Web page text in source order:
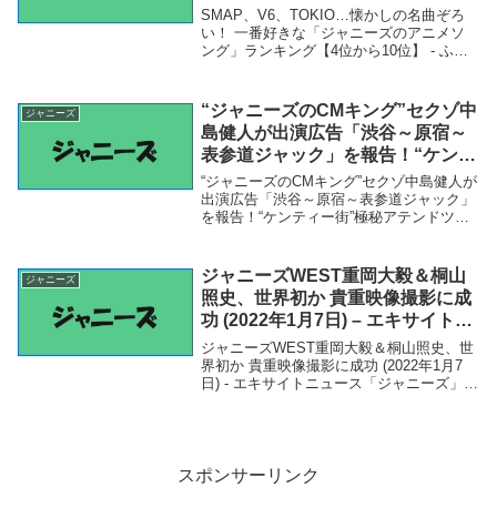
位から10位】 – ふたまん ＋
SMAP、V6、TOKIO…懐かしの名曲ぞろ
い！ 一番好きな「ジャニーズのアニメソ
ング」ランキング【4位から10位】 - ふた
好きな「ジャニーズのアニメソン...
ジャニーズ
“ジャニーズのCMキング”セクゾ中
島健人が出演広告「渋谷～原宿～
表参道ジャック」を報告！“ケンテ
ィー街”極秘アテンドツアーと「ニ
ューヨークの夢」も激白!! – 日刊
大衆
“ジャニーズのCMキング”セクゾ中島健人が
出演広告「渋谷～原宿～表参道ジャック」
を報告！“ケンティー街”極秘アテンドツア
のCMキング”セクゾ中島健人が出演広告...
ジャニーズ
ジャニーズWEST重岡大毅＆桐山
照史、世界初か 貴重映像撮影に成
功 (2022年1月7日) – エキサイトニ
ュース
ジャニーズWEST重岡大毅＆桐山照史、世
界初か 貴重映像撮影に成功 (2022年1月7
日) - エキサイトニュース「ジャニーズ」関
スポンサーリンク